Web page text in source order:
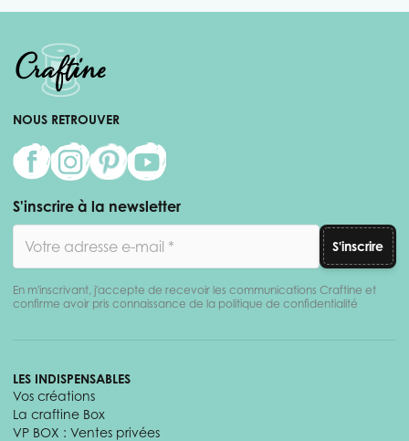
NOUS RETROUVER
S'inscrire à la newsletter
S'inscrire
En m'inscrivant, j'accepte de recevoir les communications Craftine et
confirme avoir pris connaissance de la politique de confidentialité
LES INDISPENSABLES
Vos créations
La craftine Box
VP BOX : Ventes privées